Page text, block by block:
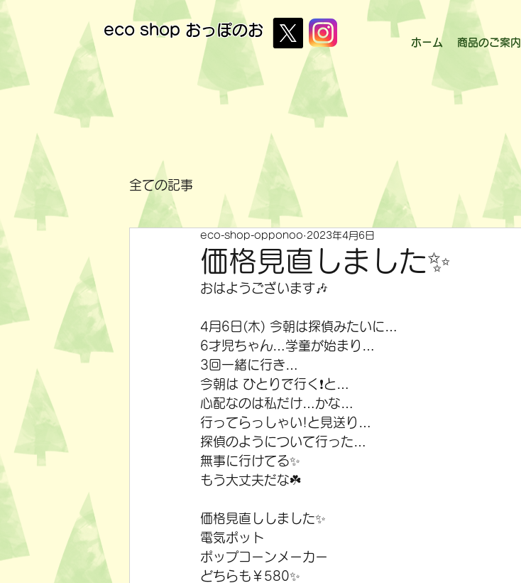
eco shop おっぽのお
ホーム 商品のご案内
全ての記事
価格見直しました✨
eco-shop-opponoo 2023年4月6日
おはようございます🎶
4月6日(木) 今朝は探偵みたいに…
6才児ちゃん…学童が始まり…
3回一緒に行き…
今朝は ひとりで行く❗と…
心配なのは私だけ…かな…
行ってらっしゃい!と見送り…
探偵のようについて行った…
無事に行けてる✨
もう大丈夫だな☘️
価格見直ししました✨
電気ポット
ポップコーンメーカー
どちらも￥580✨